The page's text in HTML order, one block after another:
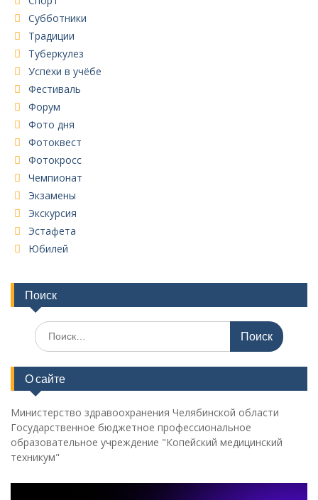
Субботники
Традиции
Туберкулез
Успехи в учёбе
Фестиваль
Форум
Фото дня
Фотоквест
Фотокросс
Чемпионат
Экзамены
Экскурсия
Эстафета
Юбилей
Поиск
Поиск
по:
О сайте
Министерство здравоохранения Челябинской области
Государственное бюджетное профессиональное
образовательное учреждение "Копейский медицинский
техникум"